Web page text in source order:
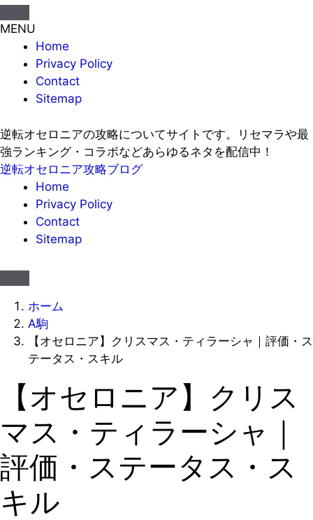
MENU
Home
Privacy Policy
Contact
Sitemap
逆転オセロニアの攻略についてサイトです。リセマラや最
強ランキング・コラボなどあらゆるネタを配信中！
逆転オセロニア攻略ブログ
Home
Privacy Policy
Contact
Sitemap
ホーム
A駒
【オセロニア】クリスマス・ティラーシャ｜評価・ス
テータス・スキル
【オセロニア】クリス
マス・ティラーシャ｜
評価・ステータス・ス
キル